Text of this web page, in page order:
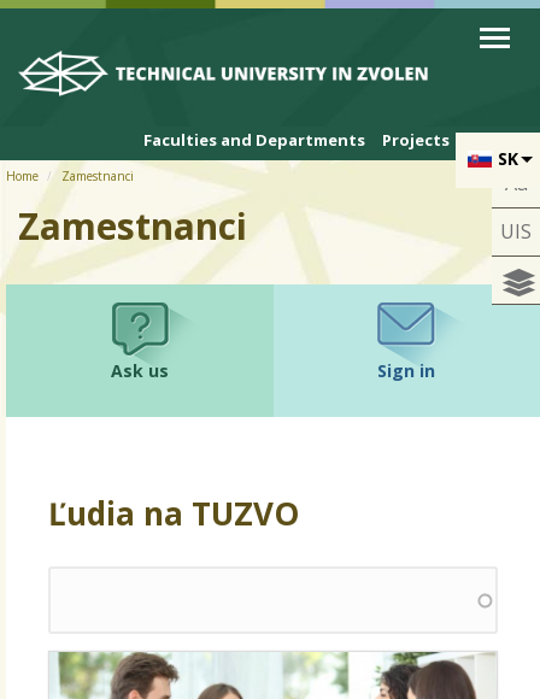
Skip to cookies
Skip to navigation
Skip to main content
SK
Faculties and Departments Projects
Aa
UIS
Home Zamestnanci
Zamestnanci
Ask us Sign in
Ľudia na TUZVO